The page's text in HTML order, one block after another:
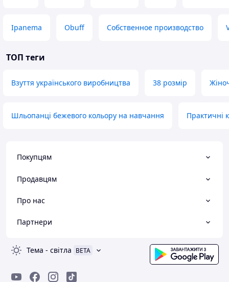
Ipanema Obuff Собственное производство
ТОП теги
Взуття українського виробництва 38 розмір
Шльопанці бежевого кольору на навчання Практичні
Покупцям
Продавцям
Про нас
Партнери
Тема - світла BETA